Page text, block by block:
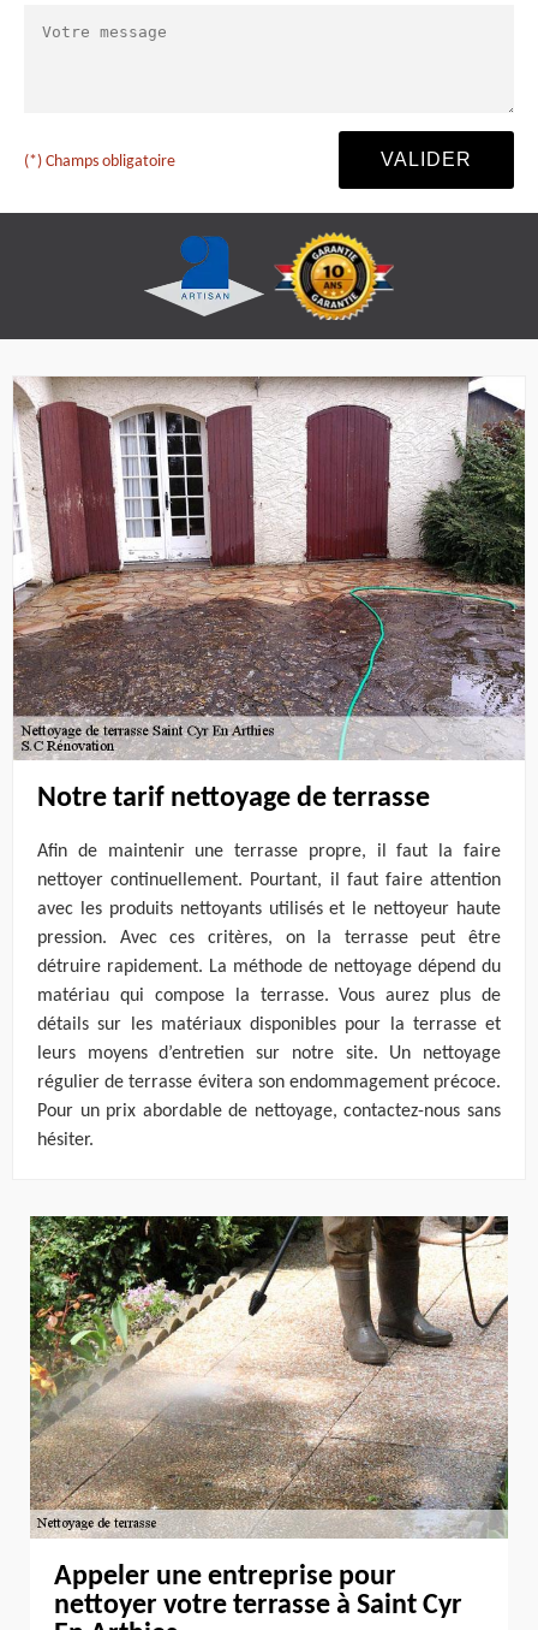
(*) Champs obligatoire
Notre tarif nettoyage de terrasse
Afin de maintenir une terrasse propre, il faut la faire
nettoyer continuellement. Pourtant, il faut faire attention
avec les produits nettoyants utilisés et le nettoyeur haute
pression. Avec ces critères, on la terrasse peut être
détruire rapidement. La méthode de nettoyage dépend du
matériau qui compose la terrasse. Vous aurez plus de
détails sur les matériaux disponibles pour la terrasse et
leurs moyens d’entretien sur notre site. Un nettoyage
régulier de terrasse évitera son endommagement précoce.
Pour un prix abordable de nettoyage, contactez-nous sans
hésiter.
Appeler une entreprise pour
nettoyer votre terrasse à Saint Cyr